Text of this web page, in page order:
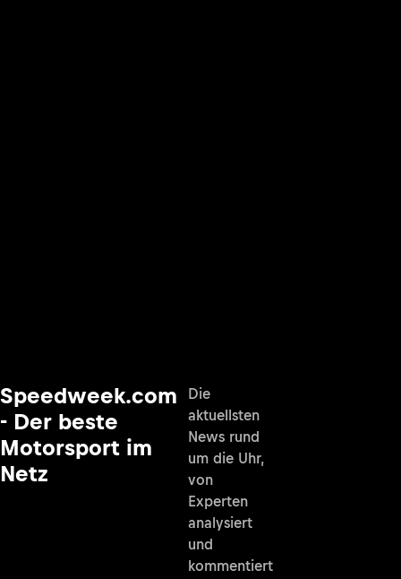
Speedweek.com
- Der beste
Motorsport im
Netz
Die
aktuellsten
News rund
um die Uhr,
von
Experten
analysiert
und
kommentiert